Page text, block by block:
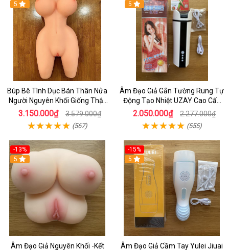
5
Búp Bê Tình Dục Bán Thân Nửa
Người Nguyên Khối Giống Thật
Con 8,5kg - Nơi Bán Búp Bê Hcm
3.150.000₫ 3.579.000₫
(567)
5
Âm Đạo Giả Gắn Tường Rung Tự
Động Tạo Nhiệt UZAY Cao Cấp
Cho Nam tự Sướng
2.050.000₫ 2.277.000₫
(555)
-13%
5
Âm Đạo Giả Nguyên Khối -Kết
-15%
5
Âm Đạo Giả Cầm Tay Yulei Jiuai